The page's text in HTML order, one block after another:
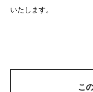
いたします。
こ